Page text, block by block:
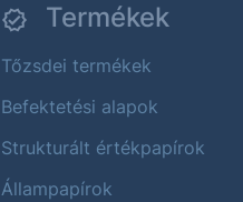
Termékek
Tőzsdei termékek
Befektetési alapok
Strukturált értékpapírok
Állampapírok